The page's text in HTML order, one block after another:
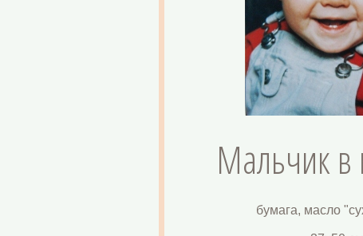
Мальчик в
бумага, масло